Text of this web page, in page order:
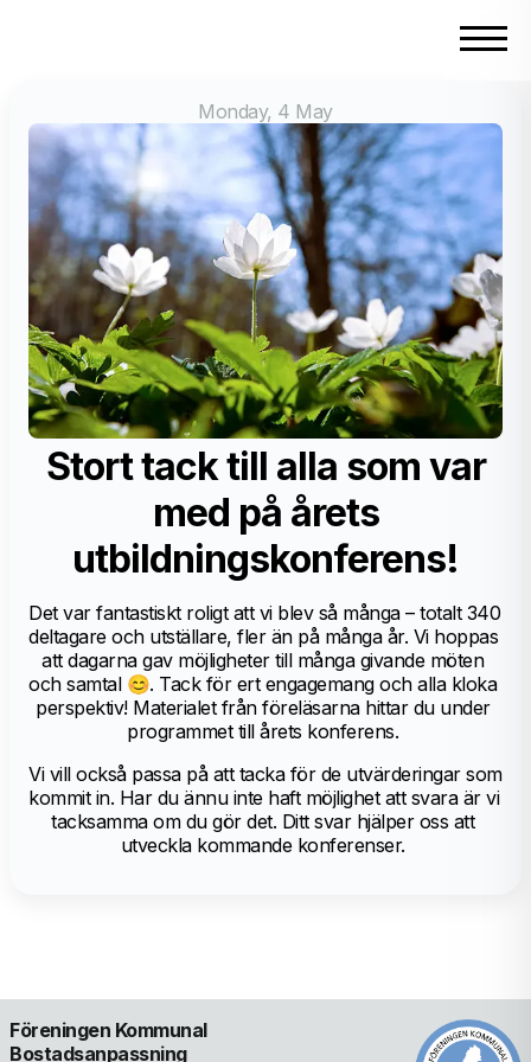
Monday, 4 May
Stort tack till alla som var
med på årets
utbildningskonferens!
Det var fantastiskt roligt att vi blev så många – totalt 340
deltagare och utställare, fler än på många år. Vi hoppas
att dagarna gav möjligheter till många givande möten
och samtal 😊. Tack för ert engagemang och alla kloka
perspektiv! Materialet från föreläsarna hittar du under
programmet till årets konferens.
Vi vill också passa på att tacka för de utvärderingar som
kommit in. Har du ännu inte haft möjlighet att svara är vi
tacksamma om du gör det. Ditt svar hjälper oss att
utveckla kommande konferenser.
Föreningen Kommunal
Bostadsanpassning